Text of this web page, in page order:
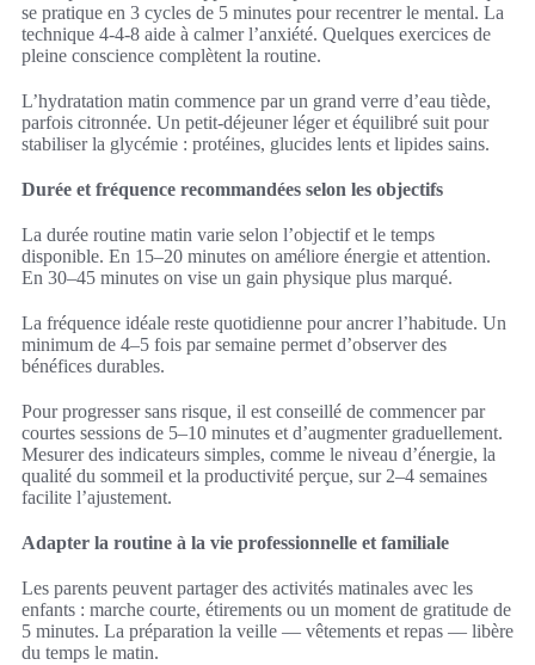
se pratique en 3 cycles de 5 minutes pour recentrer le mental. La
technique 4-4-8 aide à calmer l’anxiété. Quelques exercices de
pleine conscience complètent la routine.
L’hydratation matin commence par un grand verre d’eau tiède,
parfois citronnée. Un petit-déjeuner léger et équilibré suit pour
stabiliser la glycémie : protéines, glucides lents et lipides sains.
Durée et fréquence recommandées selon les objectifs
La durée routine matin varie selon l’objectif et le temps
disponible. En 15–20 minutes on améliore énergie et attention.
En 30–45 minutes on vise un gain physique plus marqué.
La fréquence idéale reste quotidienne pour ancrer l’habitude. Un
minimum de 4–5 fois par semaine permet d’observer des
bénéfices durables.
Pour progresser sans risque, il est conseillé de commencer par
courtes sessions de 5–10 minutes et d’augmenter graduellement.
Mesurer des indicateurs simples, comme le niveau d’énergie, la
qualité du sommeil et la productivité perçue, sur 2–4 semaines
facilite l’ajustement.
Adapter la routine à la vie professionnelle et familiale
Les parents peuvent partager des activités matinales avec les
enfants : marche courte, étirements ou un moment de gratitude de
5 minutes. La préparation la veille — vêtements et repas — libère
du temps le matin.